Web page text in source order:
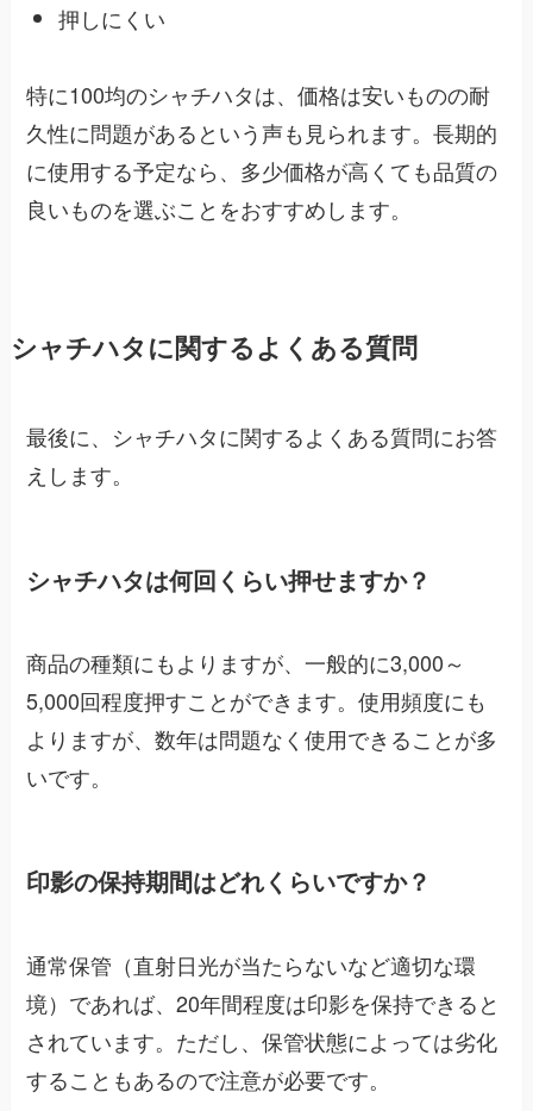
押しにくい
特に100均のシャチハタは、価格は安いものの耐
久性に問題があるという声も見られます。長期的
に使用する予定なら、多少価格が高くても品質の
良いものを選ぶことをおすすめします。
シャチハタに関するよくある質問
最後に、シャチハタに関するよくある質問にお答
えします。
シャチハタは何回くらい押せますか？
商品の種類にもよりますが、一般的に3,000～
5,000回程度押すことができます。使用頻度にも
よりますが、数年は問題なく使用できることが多
いです。
印影の保持期間はどれくらいですか？
通常保管（直射日光が当たらないなど適切な環
境）であれば、20年間程度は印影を保持できると
されています。ただし、保管状態によっては劣化
することもあるので注意が必要です。